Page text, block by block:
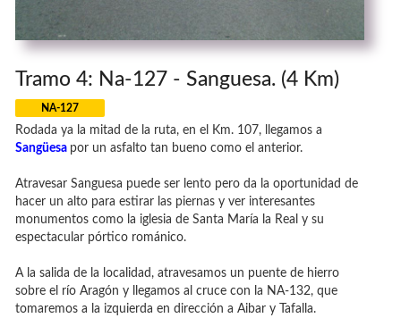
Tramo 4: Na-127 - Sanguesa. (4 Km)
NA-127
Rodada ya la mitad de la ruta, en el Km. 107, llegamos a
Sangüesa por un asfalto tan bueno como el anterior.
Atravesar Sanguesa puede ser lento pero da la oportunidad de
hacer un alto para estirar las piernas y ver interesantes
monumentos como la iglesia de Santa María la Real y su
espectacular pórtico románico.
A la salida de la localidad, atravesamos un puente de hierro
sobre el río Aragón y llegamos al cruce con la NA-132, que
tomaremos a la izquierda en dirección a Aibar y Tafalla.